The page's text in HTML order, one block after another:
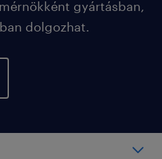
gyártásban,
dolgozhat.